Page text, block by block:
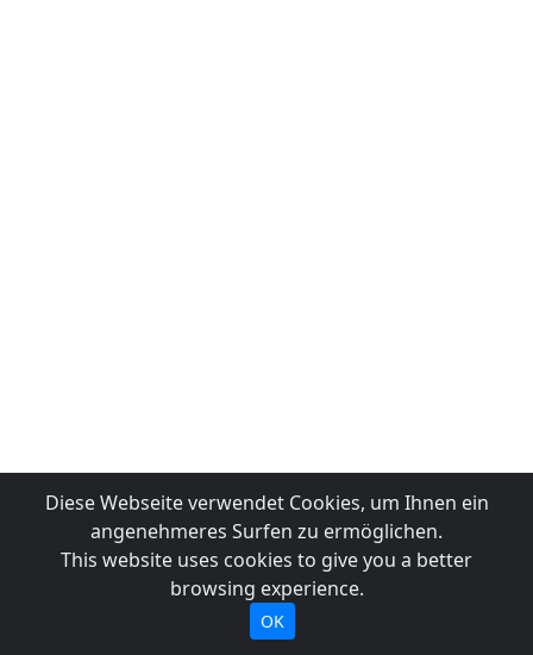
Diese Webseite verwendet Cookies, um Ihnen ein
angenehmeres Surfen zu ermöglichen.
This website uses cookies to give you a better
browsing experience.
OK